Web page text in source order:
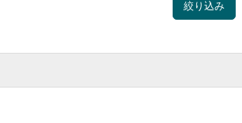
絞り込み